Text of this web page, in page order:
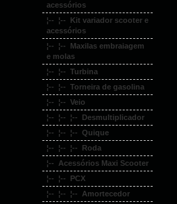
acessórios
¦-- ¦-- Kit variador scooter e
acessórios
¦-- ¦-- Maxilas embraiagem
e molas
¦-- ¦-- Turbina
¦-- ¦-- Torneira de gasolina
¦-- ¦-- Veio
¦-- ¦-- ¦-- Desmultiplicador
¦-- ¦-- ¦-- Quique
¦-- ¦-- ¦-- Roda
¦-- Acessórios Maxi Scooter
¦-- ¦-- PCX
¦-- ¦-- ¦-- Amortecedor